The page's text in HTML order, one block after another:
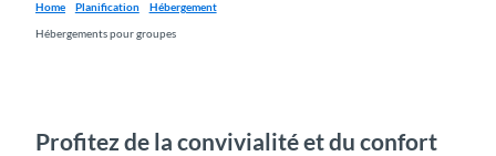
Home Planification
Hébergement
Hébergements pour groupes
Profitez de la convivialité et du confort